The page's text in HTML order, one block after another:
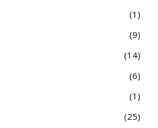
1
9
14
6
1
25